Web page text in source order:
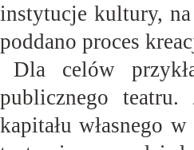
instytucje kultury,
poddano proces
Dla celów
publicznego
kapitału własnego